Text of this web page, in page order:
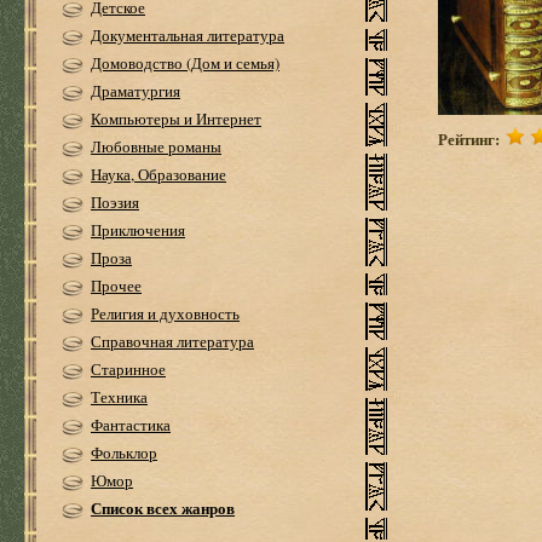
Детское
Документальная литература
Домоводство (Дом и семья)
Драматургия
Компьютеры и Интернет
Любовные романы
Наука, Образование
Поэзия
Приключения
Проза
Прочее
Религия и духовность
Справочная литература
Старинное
Техника
Фантастика
Фольклор
Юмор
Список всех жанров
Рейтинг: